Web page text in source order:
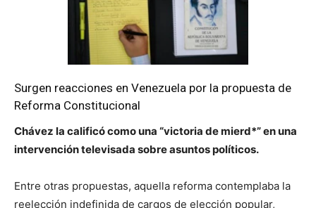
Surgen reacciones en Venezuela por la propuesta de
Reforma Constitucional
Chávez la calificó como una “victoria de mierd*” en una
intervención televisada sobre asuntos políticos.
Entre otras propuestas, aquella reforma contemplaba la
reelección indefinida de cargos de elección popular,